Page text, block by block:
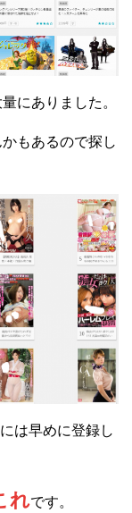
にありました。
もあるので探し
は早めに登録し
れです。